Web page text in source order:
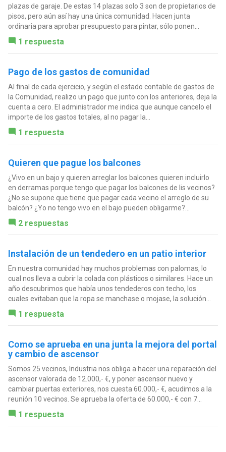
plazas de garaje. De estas 14 plazas solo 3 son de propietarios de
pisos, pero aún así hay una única comunidad. Hacen junta
ordinaria para aprobar presupuesto para pintar, sólo ponen...
1 respuesta
Pago de los gastos de comunidad
Al final de cada ejercicio, y según el estado contable de gastos de
la Comunidad, realizo un pago que junto con los anteriores, deja la
cuenta a cero. El administrador me indica que aunque cancelo el
importe de los gastos totales, al no pagar la...
1 respuesta
Quieren que pague los balcones
¿Vivo en un bajo y quieren arreglar los balcones quieren incluirlo
en derramas porque tengo que pagar los balcones de lis vecinos?
¿No se supone que tiene que pagar cada vecino el arreglo de su
balcón? ¿Yo no tengo vivo en el bajo pueden obligarme?...
2 respuestas
Instalación de un tendedero en un patio interior
En nuestra comunidad hay muchos problemas con palomas, lo
cual nos lleva a cubrir la colada con plásticos o similares. Hace un
año descubrimos que había unos tendederos con techo, los
cuales evitaban que la ropa se manchase o mojase, la solución...
1 respuesta
Como se aprueba en una junta la mejora del portal
y cambio de ascensor
Somos 25 vecinos, Industria nos obliga a hacer una reparación del
ascensor valorada de 12.000,- €, y poner ascensor nuevo y
cambiar puertas exteriores, nos cuesta 60.000,- €, acudimos a la
reunión 10 vecinos. Se aprueba la oferta de 60.000,- € con 7...
1 respuesta